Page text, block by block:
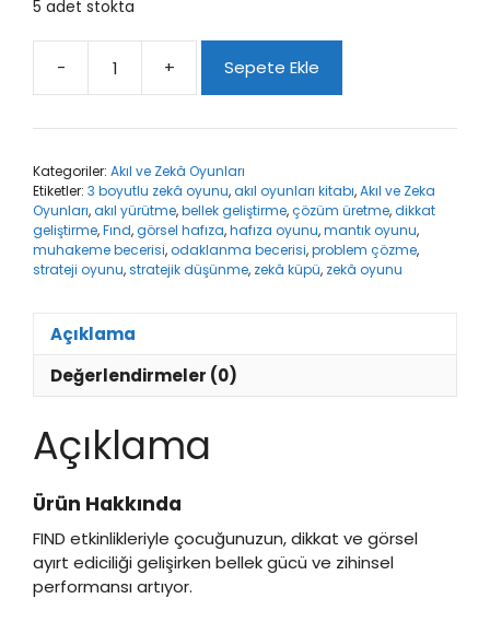
5 adet stokta
-
Fınd
adet
+ Sepete Ekle
Kategoriler: Akıl ve Zekâ Oyunları
Etiketler: 3 boyutlu zekâ oyunu,akıl oyunları kitabı,Akıl ve Zeka
Oyunları,akıl yürütme,bellek geliştirme,çözüm üretme,dikkat
geliştirme,Fınd,görsel hafıza,hafıza oyunu,mantık oyunu,
muhakeme becerisi,odaklanma becerisi,problem çözme,
strateji oyunu,stratejik düşünme, zekâ küpü, zekâ oyunu
Açıklama
Değerlendirmeler (0)
Açıklama
Ürün Hakkında
FIND etkinlikleriyle çocuğunuzun, dikkat ve görsel
ayırt ediciliği gelişirken bellek gücü ve zihinsel
performansı artıyor.